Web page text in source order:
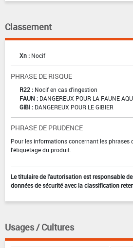
Classement
Xn : Nocif
PHRASE DE RISQUE
R22 : Nocif en cas d'ingestion
FAUN : DANGEREUX POUR LA FAUNE
GIBI : DANGEREUX POUR LE GIBIER
PHRASE DE PRUDENCE
Pour les informations concernant les phrases
l'étiquetage du produit.
Le titulaire de l'autorisation est responsable
données de sécurité avec la classification
Usages / Cultures